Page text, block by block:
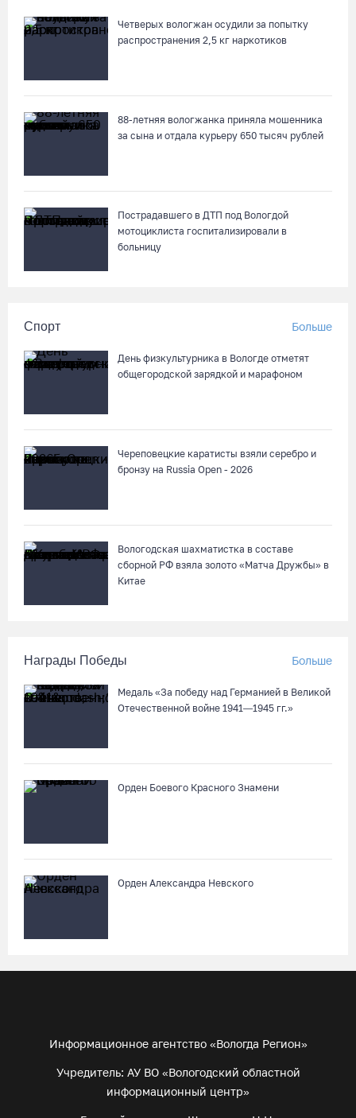
Четверых вологжан осудили за попытку
распространения 2,5 кг наркотиков
88-летняя вологжанка приняла мошенника
за сына и отдала курьеру 650 тысяч рублей
Пострадавшего в ДТП под Вологдой
мотоциклиста госпитализировали в
больницу
Спорт Больше
День физкультурника в Вологде отметят
общегородской зарядкой и марафоном
Череповецкие каратисты взяли серебро и
бронзу на Russia Open - 2026
Вологодская шахматистка в составе
сборной РФ взяла золото «Матча Дружбы» в
Китае
Награды Победы Больше
Медаль «За победу над Германией в Великой
Отечественной войне 1941—1945 гг.»
Орден Боевого Красного Знамени
Орден Александра Невского
Информационное агентство «Вологда Регион»
Учредитель: АУ ВО «Вологодский областной
информационный центр»